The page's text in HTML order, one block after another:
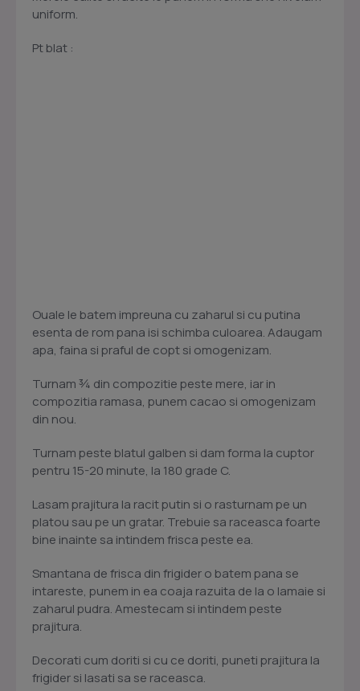
uniform.
Pt blat :
Ouale le batem impreuna cu zaharul si cu putina
esenta de rom pana isi schimba culoarea. Adaugam
apa, faina si praful de copt si omogenizam.
Turnam ¾ din compozitie peste mere, iar in
compozitia ramasa, punem cacao si omogenizam
din nou.
Turnam peste blatul galben si dam forma la cuptor
pentru 15-20 minute, la 180 grade C.
Lasam prajitura la racit putin si o rasturnam pe un
platou sau pe un gratar. Trebuie sa raceasca foarte
bine inainte sa intindem frisca peste ea.
Smantana de frisca din frigider o batem pana se
intareste, punem in ea coaja razuita de la o lamaie si
zaharul pudra. Amestecam si intindem peste
prajitura.
Decorati cum doriti si cu ce doriti, puneti prajitura la
frigider si lasati sa se raceasca.